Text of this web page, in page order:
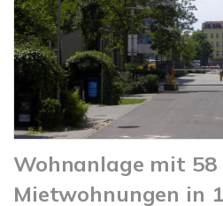
Wohnanlage mit 58
Mietwohnungen in